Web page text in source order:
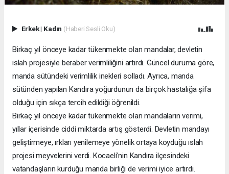
Erkek| Kadın (Haberi Sesli Oku)
Birkaç yıl önceye kadar tükenmekte olan mandalar, devletin
ıslah projesiyle beraber verimliliğini artırdı. Güncel duruma göre,
manda sütündeki verimlilik inekleri solladı. Ayrıca, manda
sütünden yapılan Kandıra yoğurdunun da birçok hastalığa şifa
olduğu için sıkça tercih edildiği öğrenildi.
Birkaç yıl önceye kadar tükenmekte olan mandaların verimi,
yıllar içerisinde ciddi miktarda artış gösterdi. Devletin mandayı
geliştirmeye, ırkları yenilemeye yönelik ortaya koyduğu ıslah
projesi meyvelerini verdi. Kocaeli’nin Kandıra ilçesindeki
vatandaşların kurduğu manda birliği de verimi iyice artırdı.